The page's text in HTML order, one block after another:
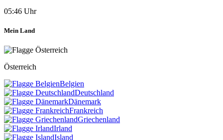
05:46 Uhr
Mein Land
Österreich
Belgien
Deutschland
Dänemark
Frankreich
Griechenland
Irland
Island